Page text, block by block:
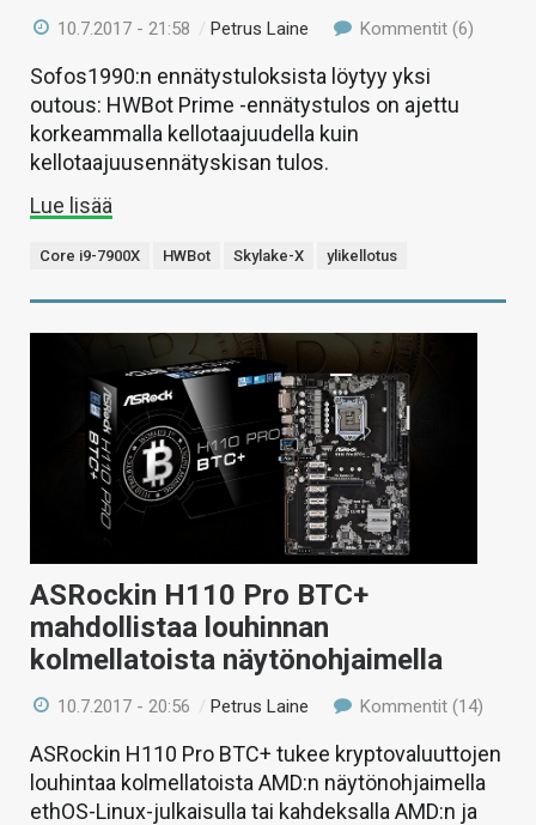
10.7.2017 - 21:58 /Petrus Laine Kommentit (6)
Sofos1990:n ennätystuloksista löytyy yksi
outous: HWBot Prime -ennätystulos on ajettu
korkeammalla kellotaajuudella kuin
kellotaajuusennätyskisan tulos.
Lue lisää
Core i9-7900X HWBot Skylake-X ylikellotus
ASRockin H110 Pro BTC+
mahdollistaa louhinnan
kolmellatoista näytönohjaimella
10.7.2017 - 20:56 /Petrus Laine Kommentit (14)
ASRockin H110 Pro BTC+ tukee kryptovaluuttojen
louhintaa kolmellatoista AMD:n näytönohjaimella
ethOS-Linux-julkaisulla tai kahdeksalla AMD:n ja